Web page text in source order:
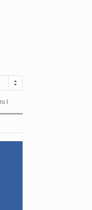
Educa juče je uspješno